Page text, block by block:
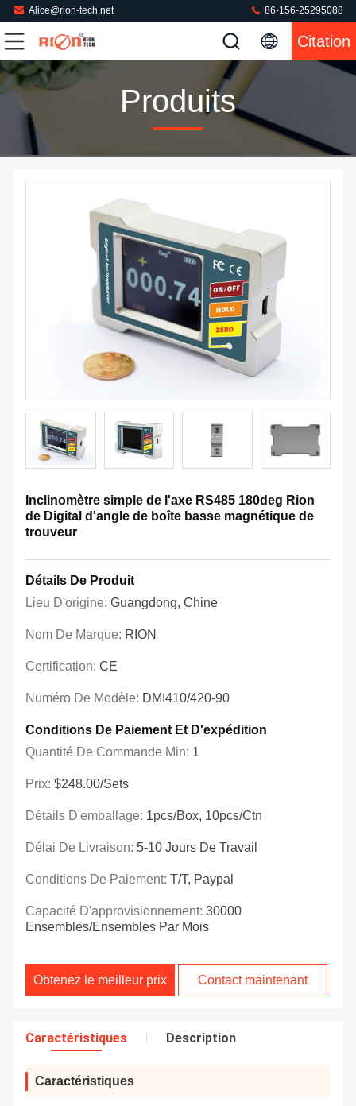
Alice@rion-tech.net 86-156-25295088
Citation
Produits
Inclinomètre simple de l'axe RS485 180deg Rion
de Digital d'angle de boîte basse magnétique de
trouveur
Détails De Produit
Lieu D'origine: Guangdong, Chine
Nom De Marque: RION
Certification: CE
Numéro De Modèle: DMI410/420-90
Conditions De Paiement Et D'expédition
Quantité De Commande Min: 1
Prix: $248.00/Sets
Détails D'emballage: 1pcs/box, 10pcs/ctn
Délai De Livraison: 5-10 Jours De Travail
Conditions De Paiement: T/T, Paypal
Capacité D'approvisionnement: 30000
Ensembles/ensembles Par Mois
Obtenez le meilleur prix Contact maintenant
Caractéristiques Description
Caractéristiques